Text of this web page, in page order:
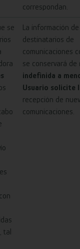
correspondan.
se
tal
La información de
destinatarios de
comunicaciones
se conservará de
indefinida a
Usuario solicite
recepción de
comunicaciones.